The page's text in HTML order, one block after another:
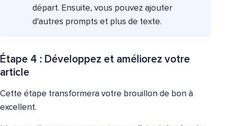
départ. Ensuite, vous pouvez ajouter
d'autres prompts et plus de texte.
Étape 4 : Développez et améliorez votre
article
Cette étape transformera votre brouillon de bon à
excellent.